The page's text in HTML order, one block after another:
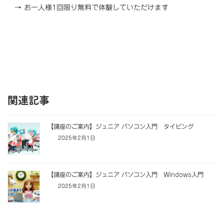
→ お一人様1回限り無料で体験していただけます
関連記事
【講座のご案内】ジュニア パソコン入門 タイピング
2025年2月1日
【講座のご案内】ジュニア パソコン入門 Windows入門
2025年2月1日